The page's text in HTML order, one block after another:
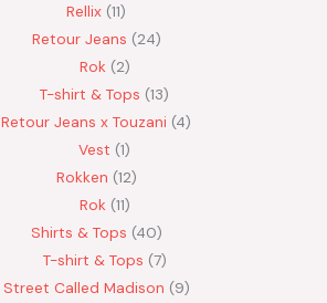
Rellix 11
Retour Jeans 24
Rok 2
T-shirt & Tops 13
Retour Jeans x Touzani 4
Vest 1
Rokken 12
Rok 11
Shirts & Tops 40
T-shirt & Tops 7
Street Called Madison 9